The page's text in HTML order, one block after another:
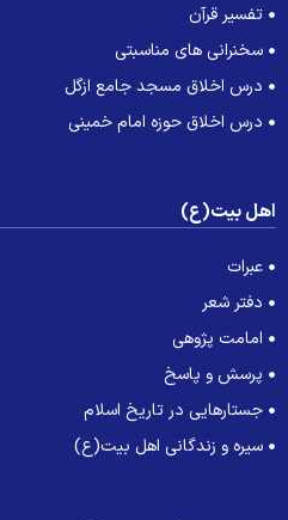
تفسیر قرآن
سخنرانی های مناسبتی
درس اخلاق مسجد جامع ازگل
درس اخلاق حوزه امام خمینی
بیت(ع)
عبرات
دفتر شعر
امامت پژوهی
پرسش و پاسخ
جستارهایی در تاریخ اسلام
سیره و زندگانی اهل بیت(ع)